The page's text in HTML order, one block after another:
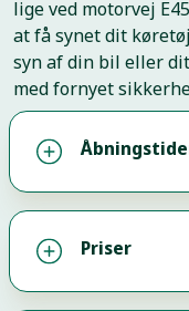
lige ved motorvej
at få synet dit
syn af din bil eller
med fornyet
Priser